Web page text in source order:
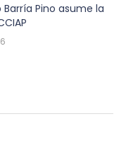
Pino asume la